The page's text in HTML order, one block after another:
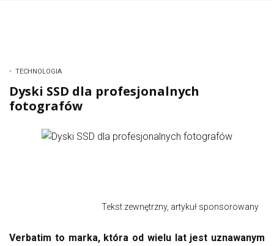
TECHNOLOGIA
Dyski SSD dla profesjonalnych
fotografów
Tekst zewnętrzny, artykuł sponsorowany
Verbatim to marka, która od wielu lat jest uznawanym